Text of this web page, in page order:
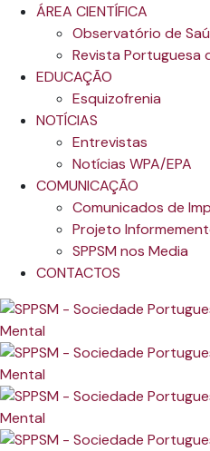
ÁREA CIENTÍFICA
Observatório de
Revista Portuguesa
EDUCAÇÃO
Esquizofrenia
NOTÍCIAS
Entrevistas
Notícias WPA/EPA
COMUNICAÇÃO
Comunicados de
Projeto
SPPSM nos Media
CONTACTOS